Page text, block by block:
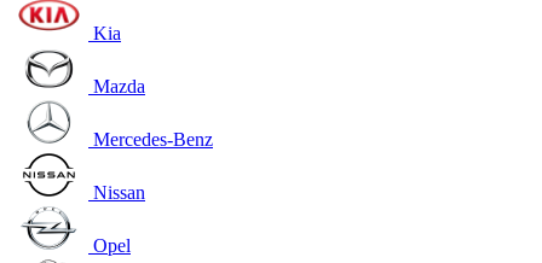
Kia
Mazda
Mercedes-Benz
Nissan
Opel